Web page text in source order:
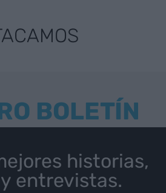
BOLETÍN
historias,
entrevistas.